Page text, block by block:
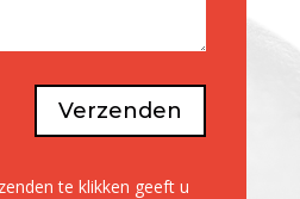
Verzenden
te klikken geeft u